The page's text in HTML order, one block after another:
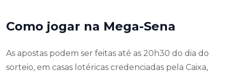
Como jogar na Mega-Sena
As apostas podem ser feitas até as 20h30 do dia do
sorteio, em casas lotéricas credenciadas pela Caixa,